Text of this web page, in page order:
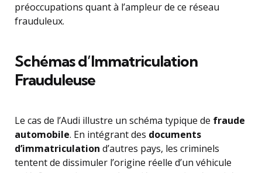
préoccupations quant à l’ampleur de ce réseau
frauduleux.
Schémas d’Immatriculation
Frauduleuse
Le cas de l’Audi illustre un schéma typique de fraude
automobile. En intégrant des documents
d’immatriculation d’autres pays, les criminels
tentent de dissimuler l’origine réelle d’un véhicule